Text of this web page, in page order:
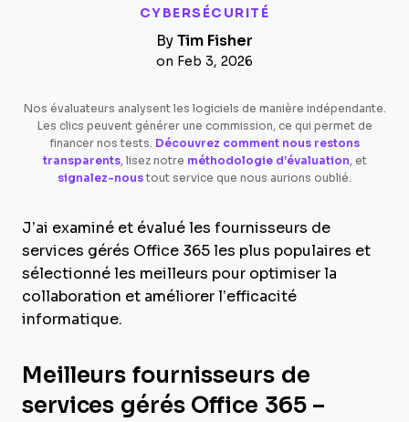
CYBERSÉCURITÉ
By Tim Fisher
on Feb 3, 2026
Nos évaluateurs analysent les logiciels de manière indépendante.
Les clics peuvent générer une commission, ce qui permet de
financer nos tests. Découvrez comment nous restons
transparents, lisez notre méthodologie d’évaluation, et
signalez-noustout service que nous aurions oublié.
J’ai examiné et évalué les fournisseurs de
services gérés Office 365 les plus populaires et
sélectionné les meilleurs pour optimiser la
collaboration et améliorer l’efficacité
informatique.
Meilleurs fournisseurs de
services gérés Office 365 –